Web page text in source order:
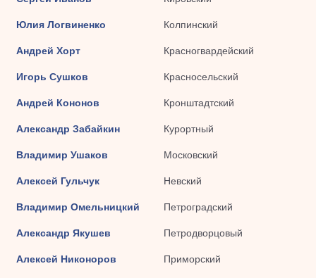
Юлия Логвиненко Колпинский
Андрей Хорт Красногвардейский
Игорь Сушков Красносельский
Андрей Кононов Кронштадтский
Александр Забайкин Курортный
Владимир Ушаков Московский
Алексей Гульчук Невский
Владимир Омельницкий Петроградский
Александр Якушев Петродворцовый
Алексей Никоноров Приморский